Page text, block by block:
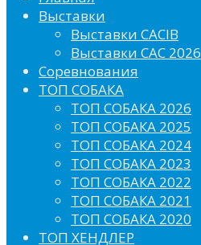
Выставки
Выставки CACIB
Выставки САС 2026
Соревнования
ТОП СОБАКА
ТОП СОБАКА 2026
ТОП СОБАКА 2025
ТОП СОБАКА 2024
ТОП СОБАКА 2023
ТОП СОБАКА 2022
ТОП СОБАКА 2021
ТОП СОБАКА 2020
ТОП ХЕНДЛЕР